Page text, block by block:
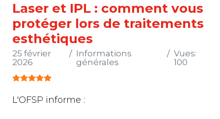
Laser et IPL : comment vous
protéger lors de traitements
esthétiques
Informations
générales
25 février
2026
Vues:
100
Vote utilisateur:
L'OFSP informe :